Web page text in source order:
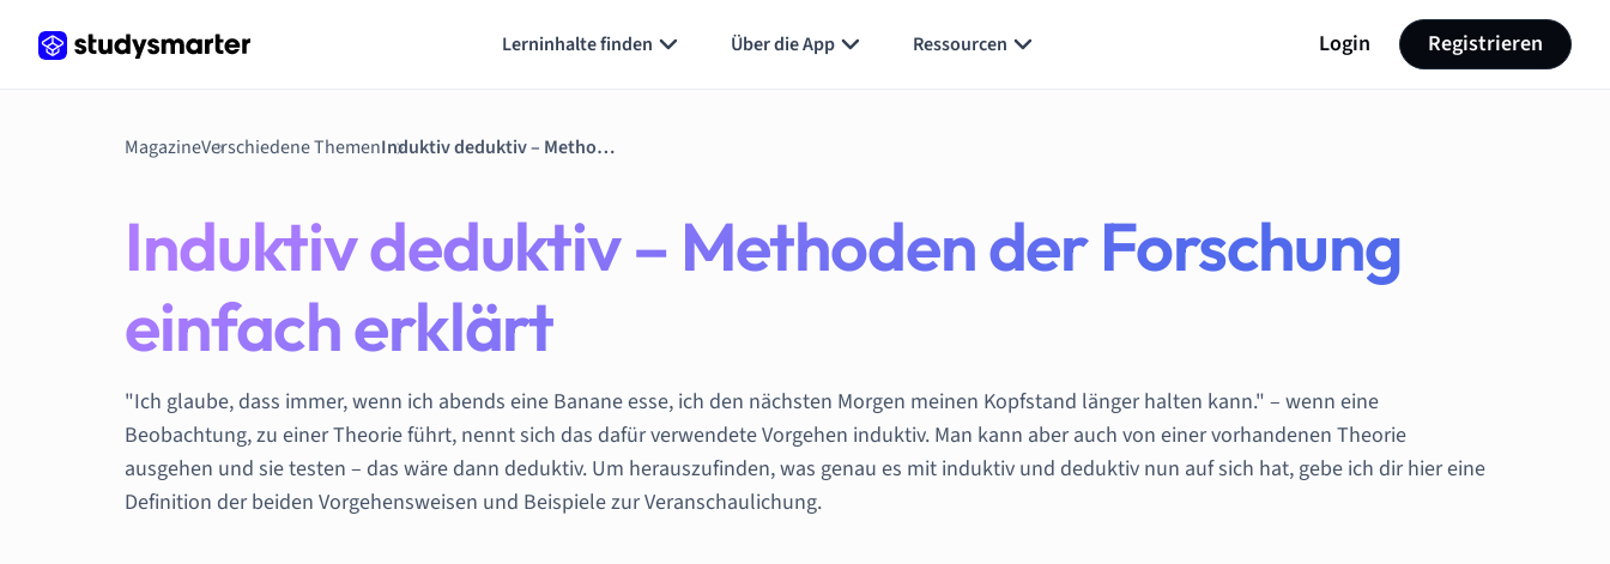
Lerninhalte finden Über die App Ressourcen Login Registrieren
MagazineVerschiedene Themen Induktiv deduktiv – Methoden der Forschung einfach erklärt
Induktiv deduktiv – Methoden der Forschung
einfach erklärt
"Ich glaube, dass immer, wenn ich abends eine Banane esse, ich den nächsten Morgen meinen Kopfstand länger halten kann." – wenn eine
Beobachtung, zu einer Theorie führt, nennt sich das dafür verwendete Vorgehen induktiv. Man kann aber auch von einer vorhandenen Theorie
ausgehen und sie testen – das wäre dann deduktiv. Um herauszufinden, was genau es mit induktiv und deduktiv nun auf sich hat, gebe ich dir hier eine
Definition der beiden Vorgehensweisen und Beispiele zur Veranschaulichung.